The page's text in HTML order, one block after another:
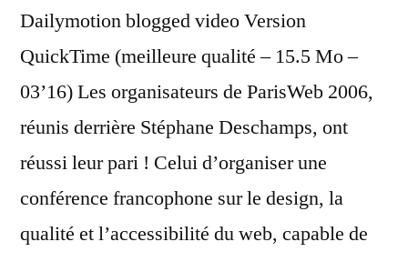
Dailymotion blogged video Version
QuickTime (meilleure qualité – 15.5 Mo –
03’16) Les organisateurs de ParisWeb 2006,
réunis derrière Stéphane Deschamps, ont
réussi leur pari ! Celui d’organiser une
conférence francophone sur le design, la
qualité et l’accessibilité du web, capable de